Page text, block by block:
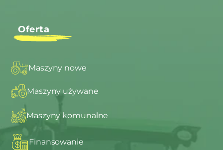
Oferta
Maszyny nowe
Maszyny używane
Maszyny komunalne
Finansowanie